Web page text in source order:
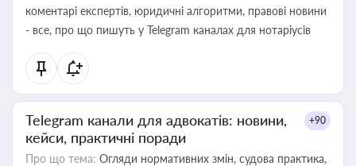
коментарі експертів, юридичні алгоритми, правові новини
- все, про що пишуть у Telegram каналах для нотаріусів
Telegram канали для адвокатів: новини,
кейси, практичні поради
+90
Про що тема: Огляди нормативних змін, судова практика,